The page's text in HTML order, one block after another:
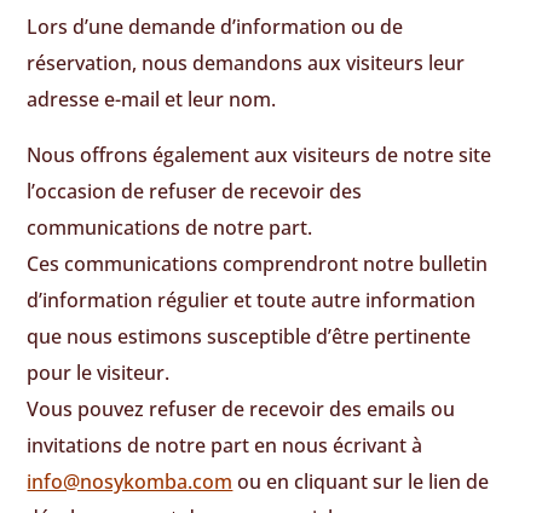
Lors d’une demande d’information ou de
réservation, nous demandons aux visiteurs leur
adresse e-mail et leur nom.
Nous offrons également aux visiteurs de notre site
l’occasion de refuser de recevoir des
communications de notre part.
Ces communications comprendront notre bulletin
d’information régulier et toute autre information
que nous estimons susceptible d’être pertinente
pour le visiteur.
Vous pouvez refuser de recevoir des emails ou
invitations de notre part en nous écrivant à
info@nosykomba.com ou en cliquant sur ​​le lien de